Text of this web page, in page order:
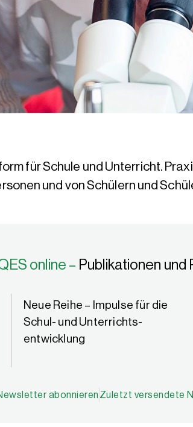
für Schule und Unterricht.
und von Schülern und
online – Publikationen
Neue Reihe – Impulse für die
Schul- und Unterrichts­
entwicklung
abonnieren Zuletzt versendete